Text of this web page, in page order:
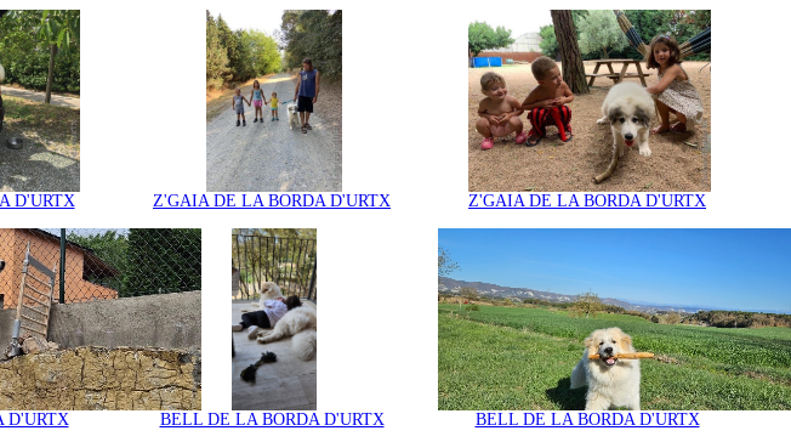
D'URTX Z'GAIA DE LA BORDA D'URTX Z'GAIA DE LA BORDA D'URTX
D'URTX BELL DE LA BORDA D'URTX BELL DE LA BORDA D'URTX